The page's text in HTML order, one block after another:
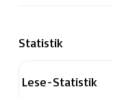
Statistik
Lese-Statistik